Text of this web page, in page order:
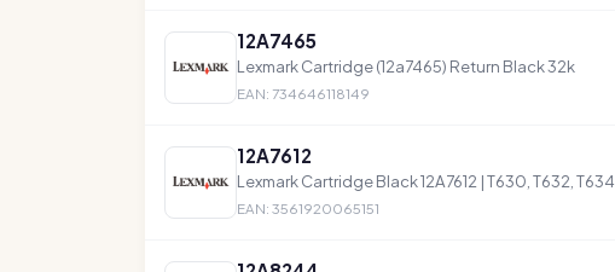
12A7465
Lexmark Cartridge (12a7465) Return Black 32k
EAN: 734646118149
12A7612
Lexmark Cartridge Black 12A7612 | T630, T632, T634
EAN: 3561920065151